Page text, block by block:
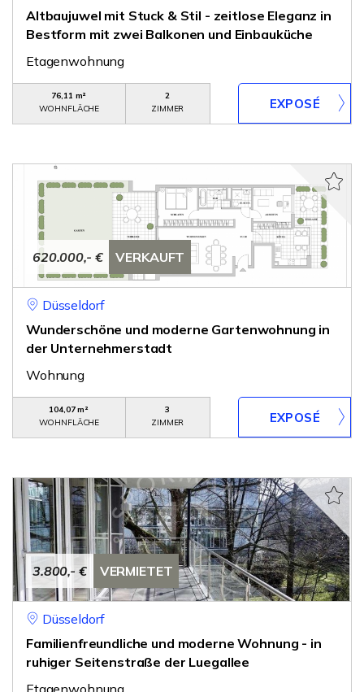
Altbaujuwel mit Stuck & Stil - zeitlose Eleganz in
Bestform mit zwei Balkonen und Einbauküche
Etagenwohnung
76,11 m²
WOHNFLÄCHE
2
ZIMMER
620.000,- € VERKAUFT
Düsseldorf
Wunderschöne und moderne Gartenwohnung in
der Unternehmerstadt
Wohnung
104,07 m²
WOHNFLÄCHE
3
ZIMMER
3.800,- € VERMIETET
Düsseldorf
Familienfreundliche und moderne Wohnung - in
ruhiger Seitenstraße der Luegallee
Etagenwohnung